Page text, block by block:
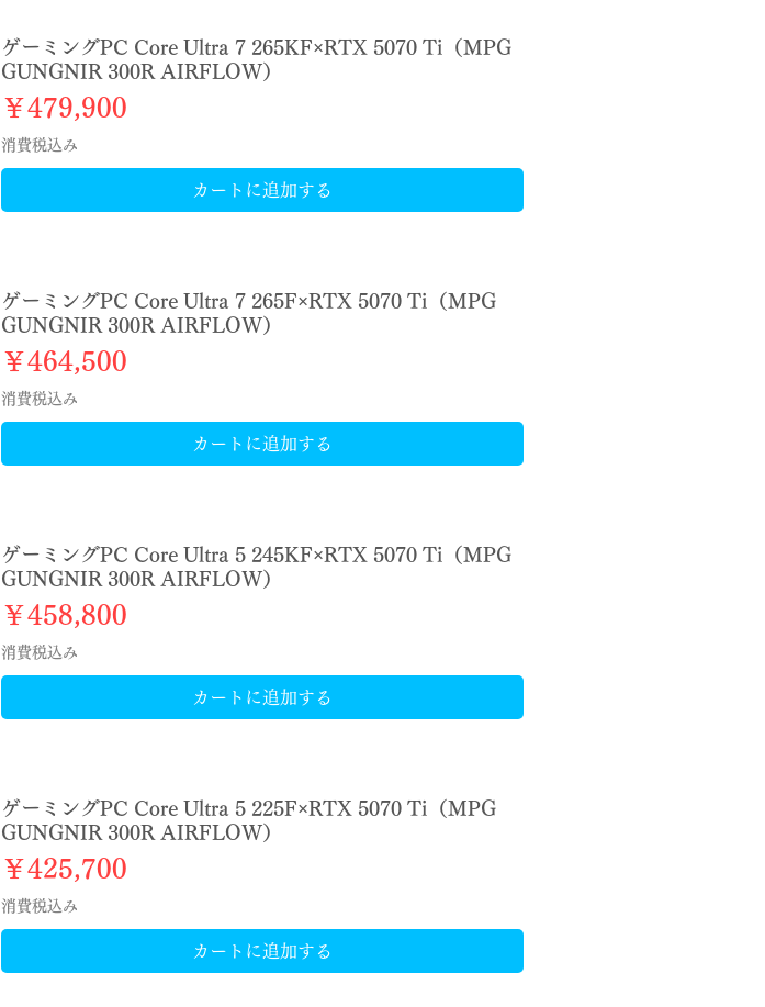
ゲーミングPC Core Ultra 7 265KF×RTX 5070 Ti（MPG
GUNGNIR 300R AIRFLOW）
価格
￥479,900
消費税込み
カートに追加する
ゲーミングPC Core Ultra 7 265F×RTX 5070 Ti（MPG
GUNGNIR 300R AIRFLOW）
価格
￥464,500
消費税込み
カートに追加する
ゲーミングPC Core Ultra 5 245KF×RTX 5070 Ti（MPG
GUNGNIR 300R AIRFLOW）
価格
￥458,800
消費税込み
カートに追加する
ゲーミングPC Core Ultra 5 225F×RTX 5070 Ti（MPG
GUNGNIR 300R AIRFLOW）
価格
￥425,700
消費税込み
カートに追加する